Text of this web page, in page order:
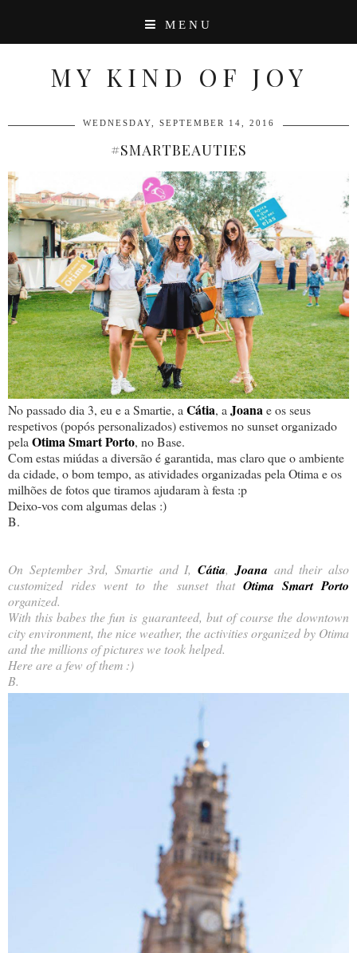
MENU
MY KIND OF JOY
WEDNESDAY, SEPTEMBER 14, 2016
#SMARTBEAUTIES
No passado dia 3, eu e a Smartie, a Cátia, a Joanae os seus
respetivos (popós personalizados) estivemos no sunset organizado
pela Otima Smart Porto, no Base.
Com estas miúdas a diversão é garantida, mas claro que o ambiente
da cidade, o bom tempo, as atividades organizadas pela Otima e os
milhões de fotos que tiramos ajudaram à festa :p
Deixo-vos com algumas delas :)
B.
On September 3rd, Smartie and I,Cátia, Joana and their also
customized rides went to the sunset that Otima Smart Porto
organized.
With this babes the fun is guaranteed, but of course the downtown
city environment, the nice weather, the activities organized by Otima
and the millions of pictures we took helped.
Here are a few of them :)
B.